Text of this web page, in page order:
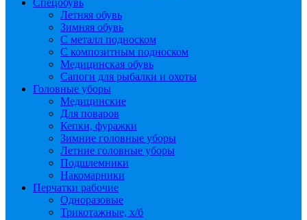
Спецобувь
Летняя обувь
Зимняя обувь
С металл подноском
С композитным подноском
Медицинская обувь
Сапоги для рыбалки и охоты
Головные уборы
Медицинские
Для поваров
Кепки, фуражки
Зимние головные уборы
Летние головные уборы
Подшлемники
Накомарники
Перчатки рабочие
Одноразовые
Трикотажные, х/б